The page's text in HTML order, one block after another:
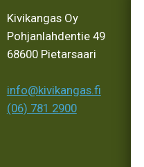
Kivikangas Oy
Pohjanlahdentie 49
68600 Pietarsaari
info@kivikangas.fi
(06) 781 2900